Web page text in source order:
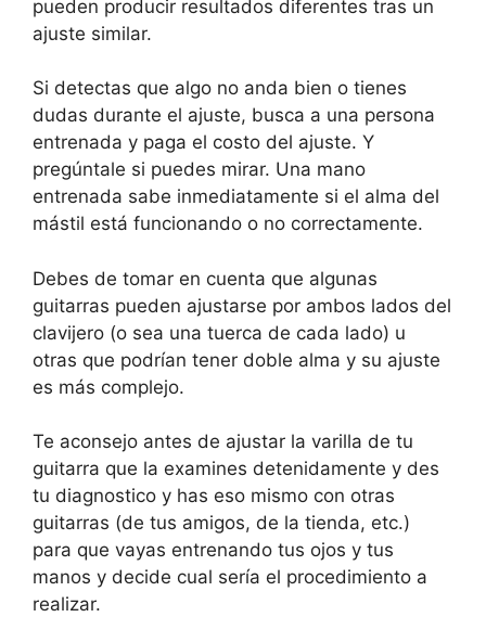
pueden producir resultados diferentes tras un
ajuste similar.
Si detectas que algo no anda bien o tienes
dudas durante el ajuste, busca a una persona
entrenada y paga el costo del ajuste. Y
pregúntale si puedes mirar. Una mano
entrenada sabe inmediatamente si el alma del
mástil está funcionando o no correctamente.
Debes de tomar en cuenta que algunas
guitarras pueden ajustarse por ambos lados del
clavijero (o sea una tuerca de cada lado) u
otras que podrían tener doble alma y su ajuste
es más complejo.
Te aconsejo antes de ajustar la varilla de tu
guitarra que la examines detenidamente y des
tu diagnostico y has eso mismo con otras
guitarras (de tus amigos, de la tienda, etc.)
para que vayas entrenando tus ojos y tus
manos y decide cual sería el procedimiento a
realizar.